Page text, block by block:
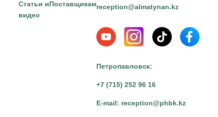
Статьи и
видео
Поставщикамreception@almatynan.kz
Петропавловск:
+7 (715) 252 96 16
E-mail: reception@phbk.kz